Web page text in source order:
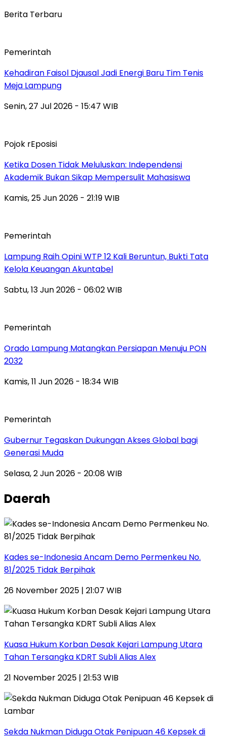
Berita Terbaru
Pemerintah
Kehadiran Faisol Djausal Jadi Energi Baru Tim Tenis
Meja Lampung
Senin, 27 Jul 2026 - 15:47 WIB
Pojok rEposisi
Ketika Dosen Tidak Meluluskan: Independensi
Akademik Bukan Sikap Mempersulit Mahasiswa
Kamis, 25 Jun 2026 - 21:19 WIB
Pemerintah
Lampung Raih Opini WTP 12 Kali Beruntun, Bukti Tata
Kelola Keuangan Akuntabel
Sabtu, 13 Jun 2026 - 06:02 WIB
Pemerintah
Orado Lampung Matangkan Persiapan Menuju PON
2032
Kamis, 11 Jun 2026 - 18:34 WIB
Pemerintah
Gubernur Tegaskan Dukungan Akses Global bagi
Generasi Muda
Selasa, 2 Jun 2026 - 20:08 WIB
Daerah
Kades se-Indonesia Ancam Demo Permenkeu No.
81/2025 Tidak Berpihak
26 November 2025 | 21:07 WIB
Kuasa Hukum Korban Desak Kejari Lampung Utara
Tahan Tersangka KDRT Subli Alias Alex
21 November 2025 | 21:53 WIB
Sekda Nukman Diduga Otak Penipuan 46 Kepsek di